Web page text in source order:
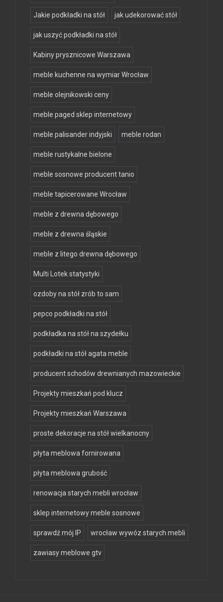
Jakie podkładki na stół jak udekorować stół
jak uszyć podkładki na stół
Kabiny prysznicowe Warszawa
meble kuchenne na wymiar Wrocław
meble olejnikowski ceny
meble paged sklep internetowy
meble palisander indyjski meble rodan
meble rustykalne bielone
meble sosnowe producent tanio
meble tapicerowane Wrocław
meble z drewna dębowego
meble z drewna śląskie
meble z litego drewna dębowego
Multi Lotek statystyki
ozdoby na stół zrób to sam
pepco podkładki na stół
podkładka na stół na szydełku
podkładki na stół agata meble
producent schodów drewnianych mazowieckie
Projekty mieszkań pod klucz
Projekty mieszkań Warszawa
proste dekoracje na stół wielkanocny
płyta meblowa fornirowana
płyta meblowa grubość
renowacja starych mebli wrocław
sklep internetowy meble sosnowe
sprawdź mój IP wrocław wywóz starych mebli
zawiasy meblowe gtv